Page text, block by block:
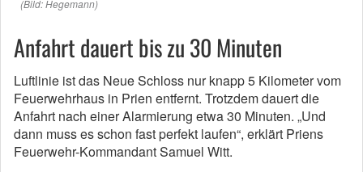
(Bild: Hegemann)
Anfahrt dauert bis zu 30 Minuten
Luftlinie ist das Neue Schloss nur knapp 5 Kilometer vom
Feuerwehrhaus in Prien entfernt. Trotzdem dauert die
Anfahrt nach einer Alarmierung etwa 30 Minuten. „Und
dann muss es schon fast perfekt laufen“, erklärt Priens
Feuerwehr-Kommandant Sa­muel Witt.